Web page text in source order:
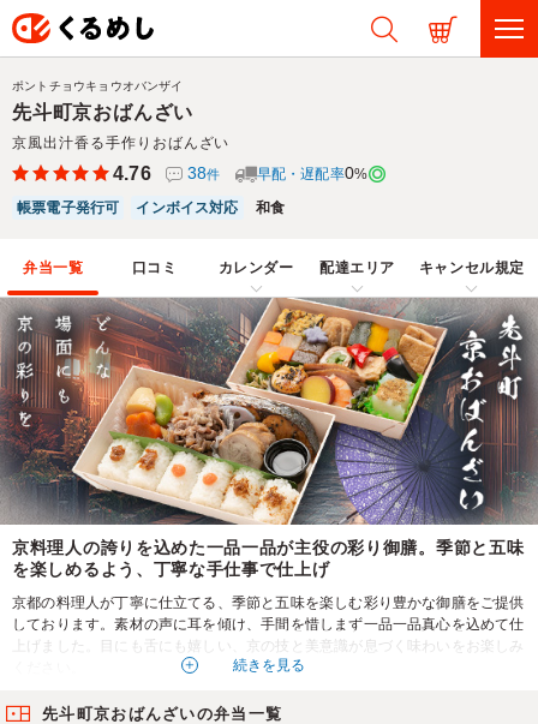
先斗町京おばんざい
京風出汁香る手作りおばんざい
ポントチョウキョウオバンザイ
4.76 38件 早配・遅配率0%
帳票電子発行可
インボイス対応 和食
弁当一覧 口コミ カレンダー 配達エリア キャンセル規定
京料理人の誇りを込めた一品一品が主役の彩り御膳。季節と五味
を楽しめるよう、丁寧な手仕事で仕上げ
京都の料理人が丁寧に仕立てる、季節と五味を楽しむ彩り豊かな御膳をご提供
しております。素材の声に耳を傾け、手間を惜しまず一品一品真心を込めて仕
上げました。目にも舌にも嬉しい、京の技と美意識が息づく味わいをお楽しみ
どうぞ心ゆくまでご堪能ください。
続きを見る
先斗町京おばんざいの弁当一覧